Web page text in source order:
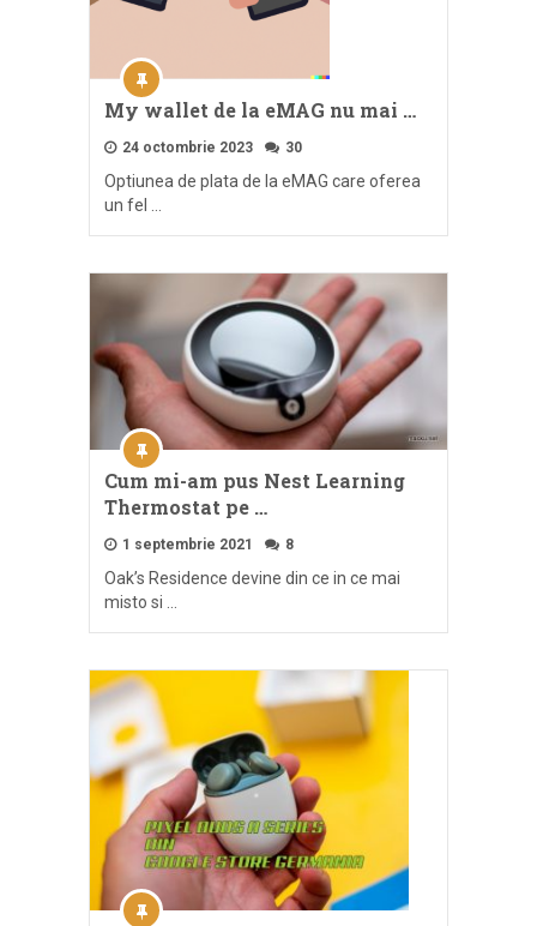
My wallet de la eMAG nu mai …
24 octombrie 2023 30
Optiunea de plata de la eMAG care oferea
un fel …
Cum mi-am pus Nest Learning
Thermostat pe …
1 septembrie 2021 8
Oak’s Residence devine din ce in ce mai
misto si …